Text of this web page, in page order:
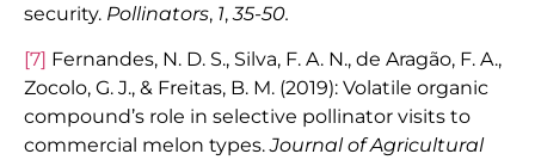
security. Pollinators, 1,35-50.
[7] Fernandes, N. D. S., Silva, F. A. N., de Aragão, F. A.,
Zocolo, G. J., & Freitas, B. M. (2019): Volatile organic
compound’s role in selective pollinator visits to
commercial melon types.Journal of Agricultural